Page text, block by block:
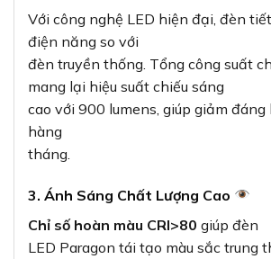
Với công nghệ LED hiện đại, đèn
điện năng so với
đèn truyền thống. Tổng công suất
mang lại hiệu suất chiếu sáng
cao với 900 lumens, giúp giảm
hàng
tháng.
3. Ánh Sáng Chất Lượng Cao
Chỉ số hoàn màu CRI>80 giúp đèn
LED Paragon tái tạo màu sắc trung